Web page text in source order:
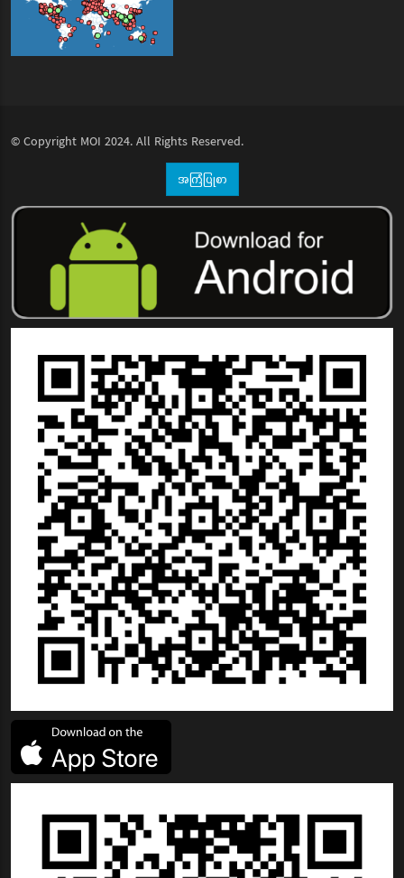
© Copyright MOI 2024. All Rights Reserved.
အကြံပြုစာ